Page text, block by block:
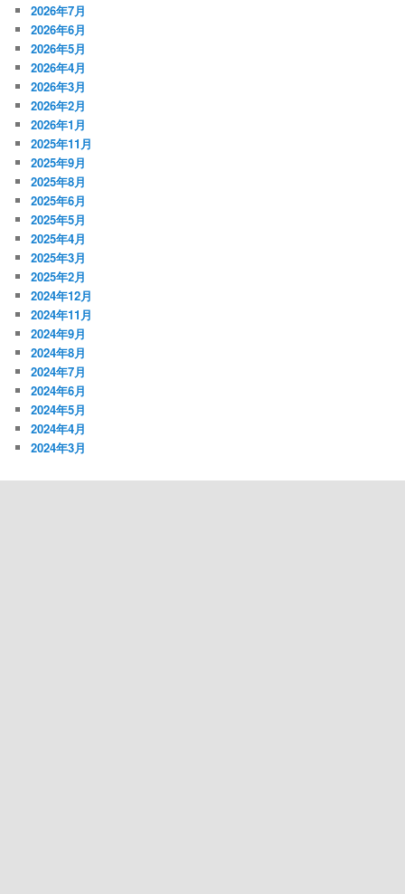
2026年7月
2026年6月
2026年5月
2026年4月
2026年3月
2026年2月
2026年1月
2025年11月
2025年9月
2025年8月
2025年6月
2025年5月
2025年4月
2025年3月
2025年2月
2024年12月
2024年11月
2024年9月
2024年8月
2024年7月
2024年6月
2024年5月
2024年4月
2024年3月